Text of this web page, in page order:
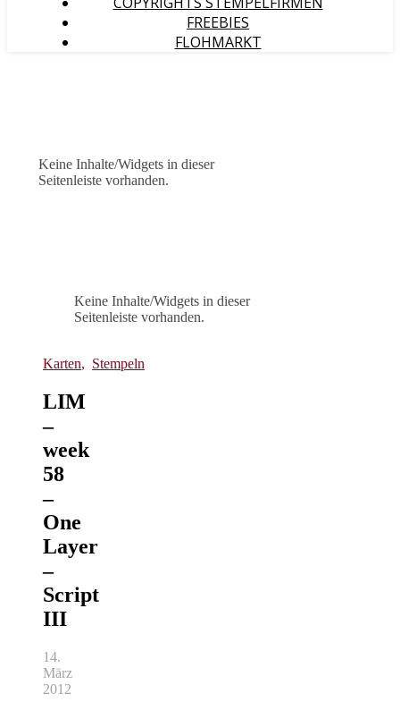
FREEBIES
FLOHMARKT
Keine Inhalte/Widgets in dieser
Seitenleiste vorhanden.
Keine Inhalte/Widgets in dieser
Seitenleiste vorhanden.
Karten, Stempeln
LIM
–
week
58
–
One
Layer
–
Script
III
14.
März
2012